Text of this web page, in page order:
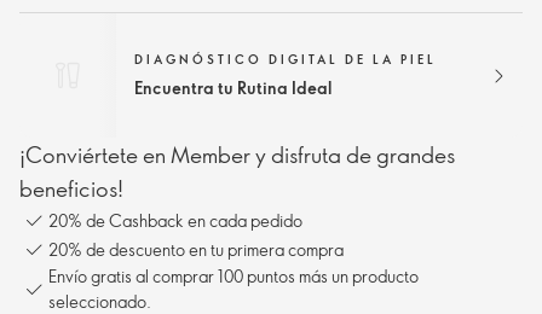
DIAGNÓSTICO DIGITAL DE LA PIEL
Encuentra tu Rutina Ideal
¡Conviértete en Member y disfruta de grandes
beneficios!
20% de Cashback en cada pedido
20% de descuento en tu primera compra
Envío gratis al comprar 100 puntos más un producto
seleccionado.